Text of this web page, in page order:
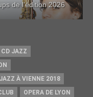
de l’édition 2026
JAZZ
JAZZ À VIENNE 2018
OPERA DE LYON